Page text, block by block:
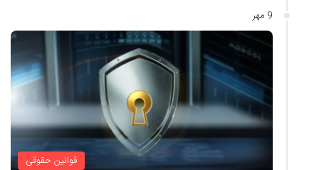
9 مهر
قوانین حقوقی